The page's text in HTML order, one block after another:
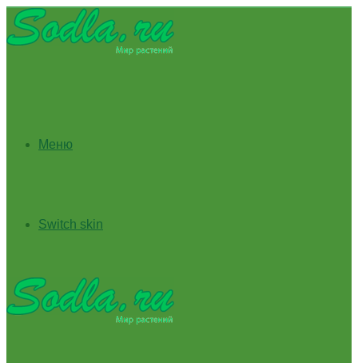
Меню
Switch skin